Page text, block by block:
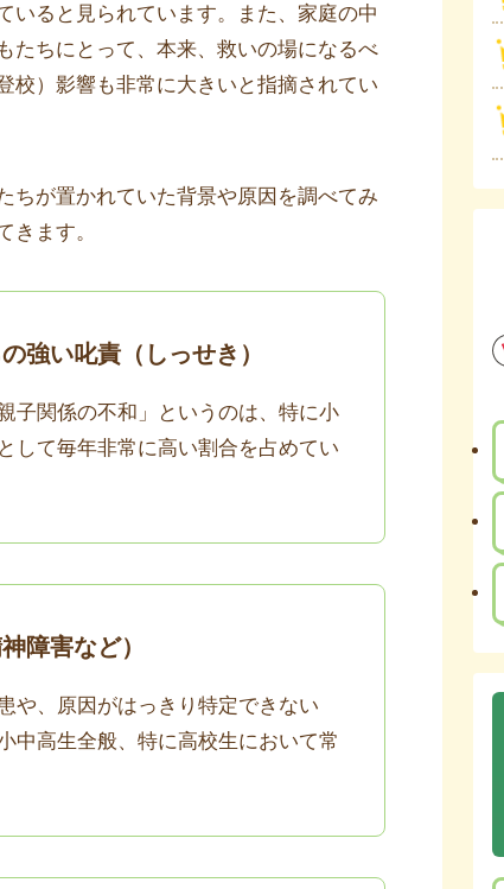
いると見られています。また、家庭の中
たちにとって、本来、救いの場になるべ
校）影響も非常に大きいと指摘されてい
ちが置かれていた背景や原因を調べてみ
きます。
強い叱責（しっせき）
子関係の不和」というのは、特に小
して毎年非常に高い割合を占めてい
障害など）
や、原因がはっきり特定できない
中高生全般、特に高校生において常